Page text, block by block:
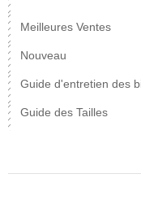
Meilleures Ventes
Nouveau
Guide d'entretien des
Guide des Tailles